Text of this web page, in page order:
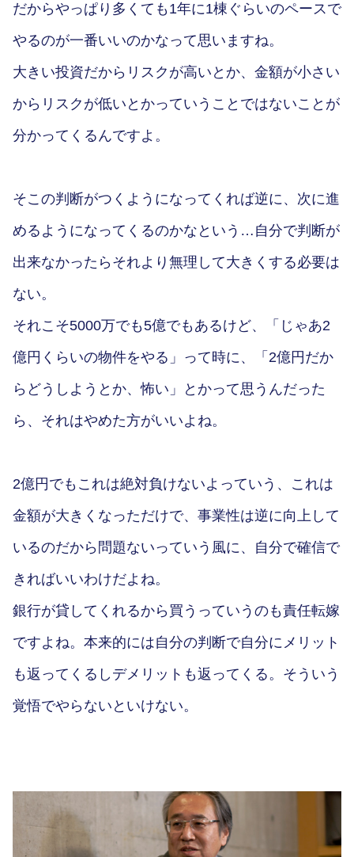
だからやっぱり多くても1年に1棟ぐらいのペースで
やるのが一番いいのかなって思いますね。
大きい投資だからリスクが高いとか、金額が小さい
からリスクが低いとかっていうことではないことが
分かってくるんですよ。
そこの判断がつくようになってくれば逆に、次に進
めるようになってくるのかなという…自分で判断が
出来なかったらそれより無理して大きくする必要は
ない。
それこそ5000万でも5億でもあるけど、「じゃあ2
億円くらいの物件をやる」って時に、「2億円だか
らどうしようとか、怖い」とかって思うんだった
ら、それはやめた方がいいよね。
2億円でもこれは絶対負けないよっていう、これは
金額が大きくなっただけで、事業性は逆に向上して
いるのだから問題ないっていう風に、自分で確信で
きればいいわけだよね。
銀行が貸してくれるから買うっていうのも責任転嫁
ですよね。本来的には自分の判断で自分にメリット
も返ってくるしデメリットも返ってくる。そういう
覚悟でやらないといけない。